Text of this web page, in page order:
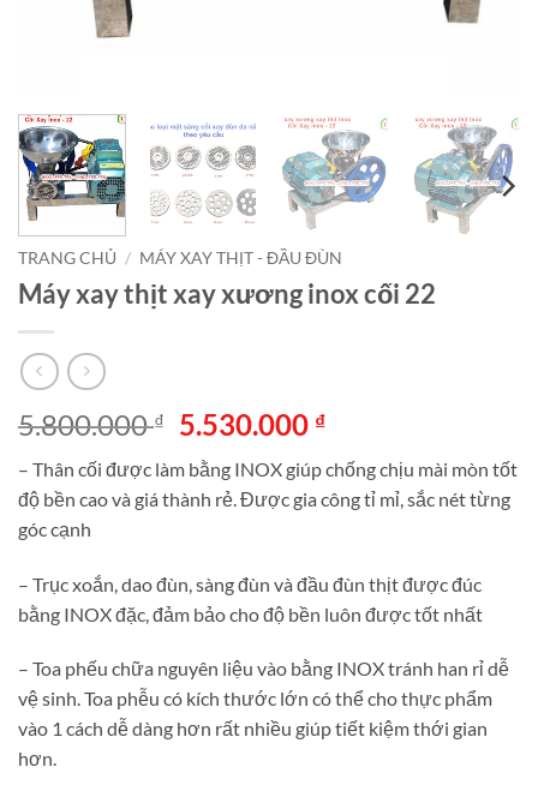
TRANG CHỦ / MÁY XAY THỊT - ĐẦU ĐÙN
Máy xay thịt xay xương inox cối 22
5.800.000₫
Giá
gốc
là:
5.800.000 ₫.
5.530.000 ₫Giá
tại
là:
– Thân cối được làm bằng INOX giúp chống chịu mài mòn tốt
độ bền cao và giá thành rẻ. Được gia công tỉ mỉ, sắc nét từng
góc cạnh
– Trục xoắn, dao đùn, sàng đùn và đầu đùn thịt được đúc
bằng INOX đặc, đảm bảo cho độ bền luôn được tốt nhất
– Toa phếu chữa nguyên liệu vào bằng INOX tránh han rỉ dễ
vệ sinh. Toa phễu có kích thước lớn có thể cho thực phẩm
vào 1 cách dễ dàng hơn rất nhiều giúp tiết kiệm thới gian
hơn.